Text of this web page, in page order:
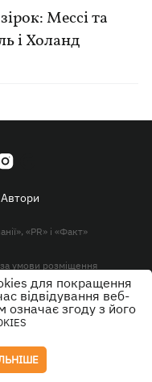
Мессі та
і Холанд
Автори
«PR» і «Факт»
умови розміщення
абзаці.
для покращення
відвідування веб-
означає згоду з його